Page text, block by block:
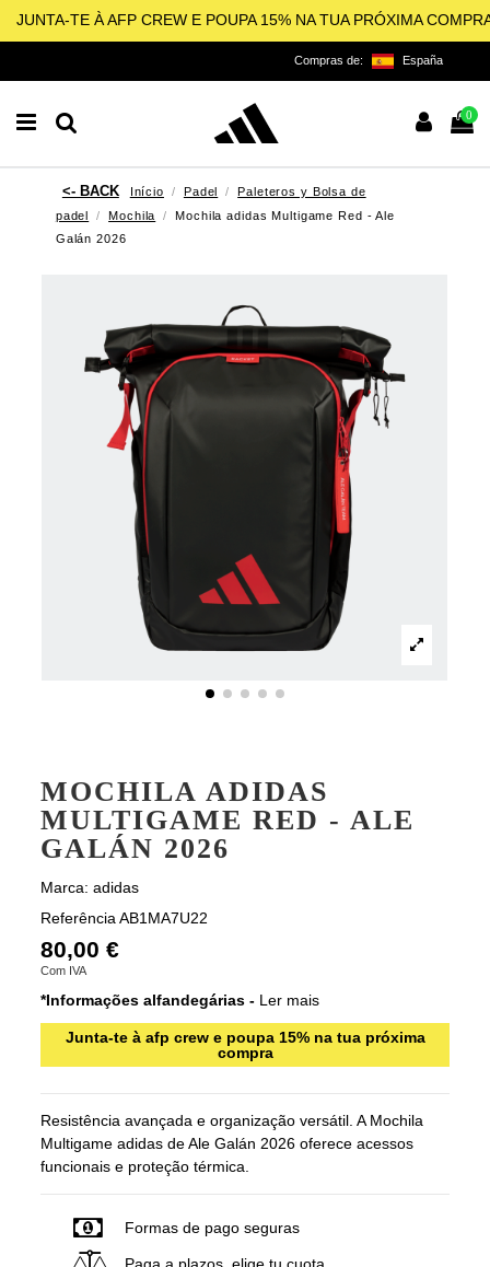
JUNTA-TE À AFP CREW E POUPA 15% NA TUA PRÓXIMA
Compras de: España
0
Início Padel
Paleteros y Bolsa de
padel
Mochila
Mochila adidas Multigame Red - Ale
Galán 2026
MOCHILA ADIDAS
MULTIGAME RED - ALE
GALÁN 2026
Marca: adidas
Referência AB1MA7U22
80,00 €
Com IVA
*Informações alfandegárias - Ler mais
Junta-te à afp crew e poupa 15% na tua próxima
compra
Resistência avançada e organização versátil. A Mochila
Multigame adidas de Ale Galán 2026 oferece acessos
funcionais e proteção térmica.
Formas de pago seguras
Paga a plazos, elige tu cuota